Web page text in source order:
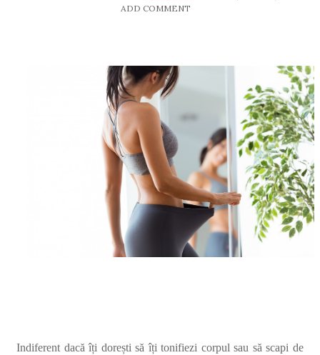
ADD COMMENT
Indiferent dacă îți dorești să îți tonifiezi corpul sau să scapi de